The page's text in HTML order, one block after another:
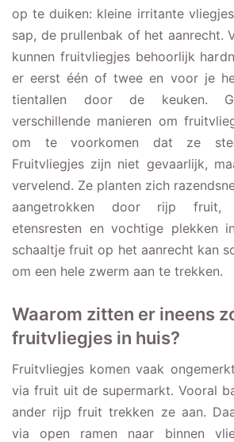
op te duiken: kleine irritante
sap, de prullenbak of het aanrecht.
kunnen fruitvliegjes behoorlijk
er eerst één of twee en voor je
tientallen door de keuken.
verschillende manieren om
om te voorkomen dat ze
Fruitvliegjes zijn niet gevaarlijk,
vervelend. Ze planten zich
aangetrokken door rijp fruit,
etensresten en vochtige plekken
schaaltje fruit op het aanrecht kan
om een hele zwerm aan te trekken.
Waarom zitten er ineens
fruitvliegjes in huis?
Fruitvliegjes komen vaak
via fruit uit de supermarkt. Vooral
ander rijp fruit trekken ze aan.
via open ramen naar binnen